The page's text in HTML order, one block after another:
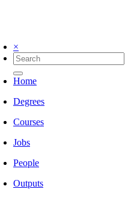
×
Home
Degrees
Courses
Jobs
People
Outputs